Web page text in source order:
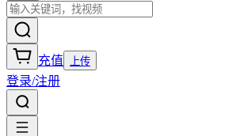
充值 上传
登录/注册